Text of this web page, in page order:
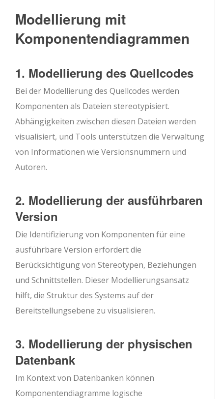
Modellierung mit
Komponentendiagrammen
1. Modellierung des Quellcodes
Bei der Modellierung des Quellcodes werden
Komponenten als Dateien stereotypisiert.
Abhängigkeiten zwischen diesen Dateien werden
visualisiert, und Tools unterstützen die Verwaltung
von Informationen wie Versionsnummern und
Autoren.
2. Modellierung der ausführbaren
Version
Die Identifizierung von Komponenten für eine
ausführbare Version erfordert die
Berücksichtigung von Stereotypen, Beziehungen
und Schnittstellen. Dieser Modellierungsansatz
hilft, die Struktur des Systems auf der
Bereitstellungsebene zu visualisieren.
3. Modellierung der physischen
Datenbank
Im Kontext von Datenbanken können
Komponentendiagramme logische